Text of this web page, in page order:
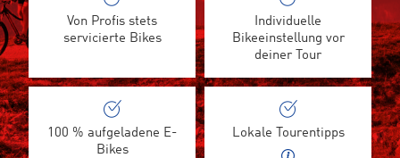
Von Profis stets
servicierte Bikes
Individuelle
Bikeeinstellung vor
deiner Tour
100 % aufgeladene E-
Bikes
Lokale Tourentipps